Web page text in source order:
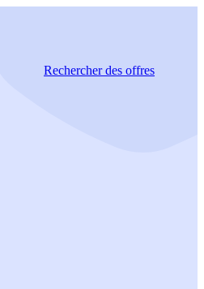
Rechercherdes offres